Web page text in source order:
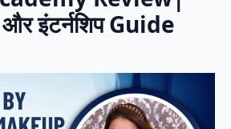
इंटर्नशिप Guide